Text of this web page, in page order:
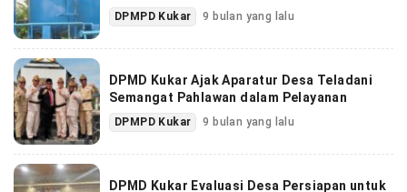
DPMPD Kukar 9 bulan yang lalu
DPMD Kukar Ajak Aparatur Desa Teladani
Semangat Pahlawan dalam Pelayanan
DPMPD Kukar 9 bulan yang lalu
DPMD Kukar Evaluasi Desa Persiapan untuk